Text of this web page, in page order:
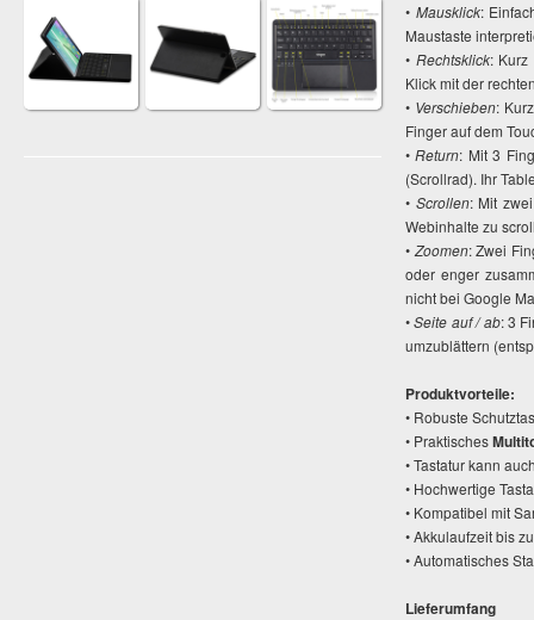
• Mausklick:
Maustaste
• Rechtsklick: Kurz
Klick mit der
• Verschieben:
Finger auf dem
•Return: Mit 3
(Scrollrad). Ihr
• Scrollen: Mit
Webinhalte zu
• Zoomen: Zwei
oder enger
nicht bei Google
•Seite auf / ab: 3
umzublättern
Produktvorteile:
• Robuste
• Praktisches
• Tastatur kann
• Hochwertige
• Kompatibel mit
• Akkulaufzeit bis
• Automatisches
Lieferumfang